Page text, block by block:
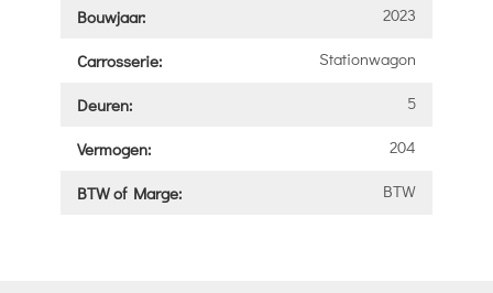
Bouwjaar: 2023
Carrosserie: Stationwagon
Deuren: 5
Vermogen: 204
BTW of Marge: BTW